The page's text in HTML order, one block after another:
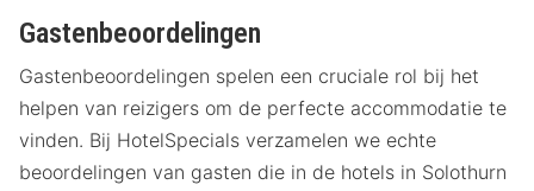
Gastenbeoordelingen
Gastenbeoordelingen spelen een cruciale rol bij het
helpen van reizigers om de perfecte accommodatie te
vinden. Bij HotelSpecials verzamelen we echte
beoordelingen van gasten die in de hotels in Solothurn